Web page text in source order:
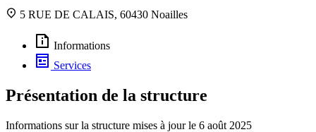
5 RUE DE CALAIS, 60430 Noailles
Informations
Services
Présentation de la structure
Informations sur la structure mises à jour le 6 août 2025